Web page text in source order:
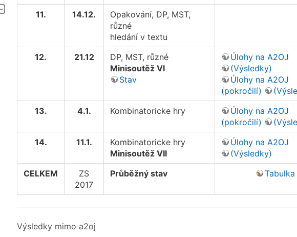
11.
14.12.
Opakování, DP, MST,
různé
hledání v textu
12.
21.12
DP, MST, různé
Minisoutěž VI
Stav
Úlohy na A2OJ
(Výsledky)
Úlohy na A2OJ
(pokročilí)
13.
4.1. Kombinatoricke hry
Úlohy na A2OJ
(pokročilí)
14.
11.1.
Kombinatoricke hry
Minisoutěž VII
Úlohy na A2OJ
(Výsledky)
CELKEM
ZS
2017
Průběžný stav Tabulka
Výsledky mimo a2oj